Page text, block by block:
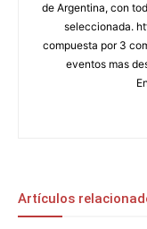
de Argentina, con
seleccionada.
compuesta por 3
eventos mas
Artículos